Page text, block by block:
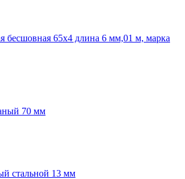
бесшовная 65х4 длина 6 мм,01 м, марка
70 мм
стальной 13 мм